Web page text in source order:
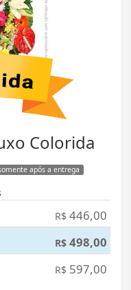
Colorida
após a entrega
R$ 446,00
R$ 498,00
R$ 597,00